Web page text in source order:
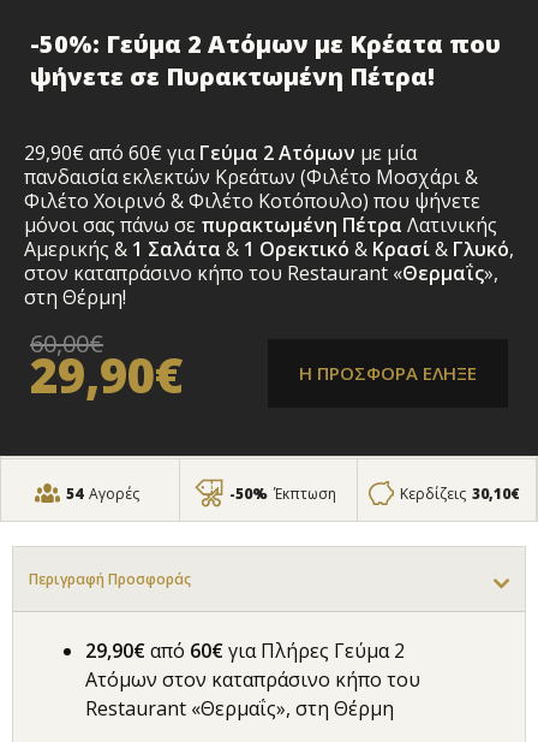
-50%: Γεύμα 2 Ατόμων με Κρέατα που
ψήνετε σε Πυρακτωμένη Πέτρα!
29,90€ από 60€ γιαΓεύμα 2 Ατόμων με μία
πανδαισία εκλεκτών Κρεάτων (Φιλέτο Μοσχάρι &
Φιλέτο Χοιρινό & Φιλέτο Κοτόπουλο) που ψήνετε
μόνοι σας πάνω σε πυρακτωμένη Πέτρα Λατινικής
Αμερικής & 1 Σαλάτα & 1 Ορεκτικό & Κρασί& Γλυκό,
στον καταπράσινο κήπο του Restaurant «Θερμαΐς»,
στη Θέρμη!
60,00€
29,90€ Η ΠΡΟΣΦΟΡΑ ΕΛΗΞΕ
54 Αγορές -50% Έκπτωση Κερδίζεις 30,10€
Περιγραφή Προσφοράς
29,90€από 60€για Πλήρες Γεύμα 2
Ατόμων στον καταπράσινο κήπο του
Restaurant «Θερμαΐς», στη Θέρμη